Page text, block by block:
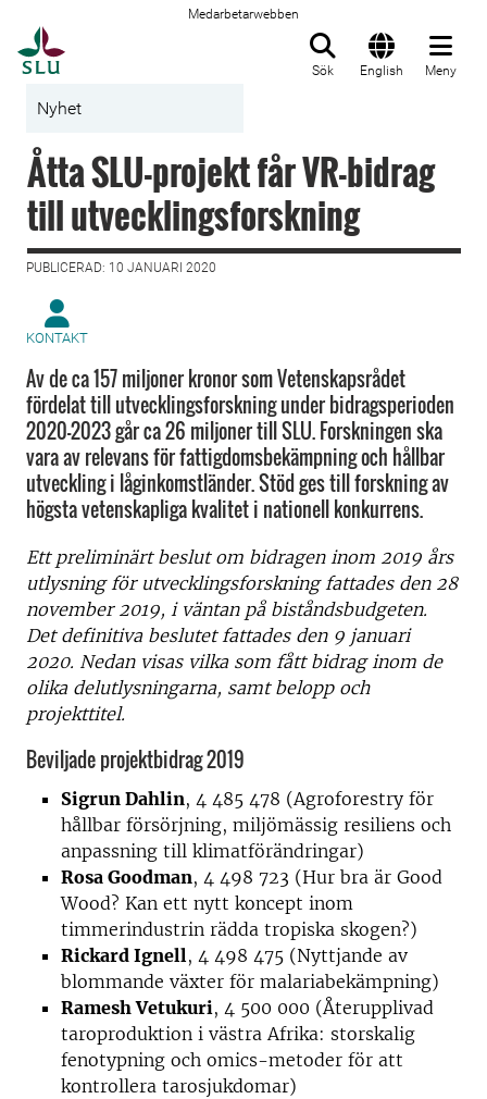
Medarbetarwebben
Sök English Meny
Nyhet
Åtta SLU-projekt får VR-bidrag
till utvecklingsforskning
PUBLICERAD: 10 JANUARI 2020
KONTAKT
Av de ca 157 miljoner kronor som Vetenskapsrådet
fördelat till utvecklingsforskning under bidragsperioden
2020–2023 går ca 26 miljoner till SLU. Forskningen ska
vara av relevans för fattigdomsbekämpning och hållbar
utveckling i låginkomstländer. Stöd ges till forskning av
högsta vetenskapliga kvalitet i nationell konkurrens.
Ett preliminärt beslut om bidragen inom 2019 års
utlysning för utvecklingsforskning fattades den 28
november 2019, i väntan på biståndsbudgeten.
Det definitiva beslutet fattades den 9 januari
2020. Nedan visas vilka som fått bidrag inom de
olika delutlysningarna, samt belopp och
projekttitel.
Beviljade projektbidrag 2019
Sigrun Dahlin, 4 485 478 (Agroforestry för
hållbar försörjning, miljömässig resiliens och
anpassning till klimatförändringar)
Rosa Goodman, 4 498 723 (Hur bra är Good
Wood? Kan ett nytt koncept inom
timmerindustrin rädda tropiska skogen?)
Rickard Ignell, 4 498 475 (Nyttjande av
blommande växter för malariabekämpning)
Ramesh Vetukuri, 4 500 000 (Återupplivad
taroproduktion i västra Afrika: storskalig
fenotypning och omics-metoder för att
kontrollera tarosjukdomar)